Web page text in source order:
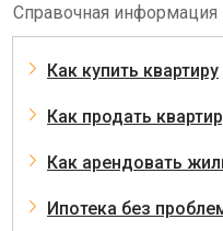
Справочная информация
Как купить квартиру
Как продать
Как арендовать
Ипотека без